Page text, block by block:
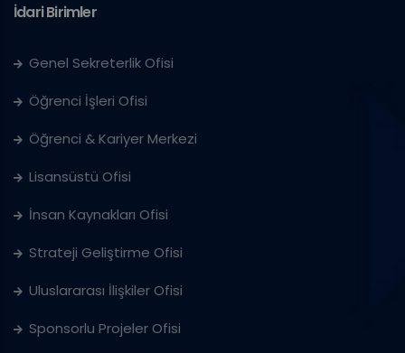
İdari Birimler
Genel Sekreterlik Ofisi
Öğrenci İşleri Ofisi
Öğrenci & Kariyer Merkezi
Lisansüstü Ofisi
İnsan Kaynakları Ofisi
Strateji Geliştirme Ofisi
Uluslararası İlişkiler Ofisi
Sponsorlu Projeler Ofisi